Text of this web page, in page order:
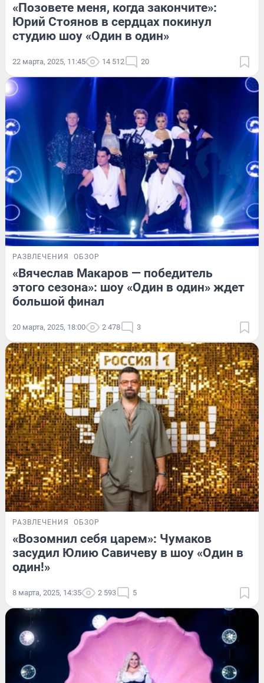
«Позовете меня, когда закончите»:
Юрий Стоянов в сердцах покинул
студию шоу «Один в один»
22 марта, 2025, 11:45 14 512 20
РАЗВЛЕЧЕНИЯ ОБЗОР
«Вячеслав Макаров — победитель
этого сезона»: шоу «Один в один» ждет
большой финал
20 марта, 2025, 18:00 2 478 3
РАЗВЛЕЧЕНИЯ ОБЗОР
«Возомнил себя царем»: Чумаков
засудил Юлию Савичеву в шоу «Один в
один!»
8 марта, 2025, 14:35 2 593 5